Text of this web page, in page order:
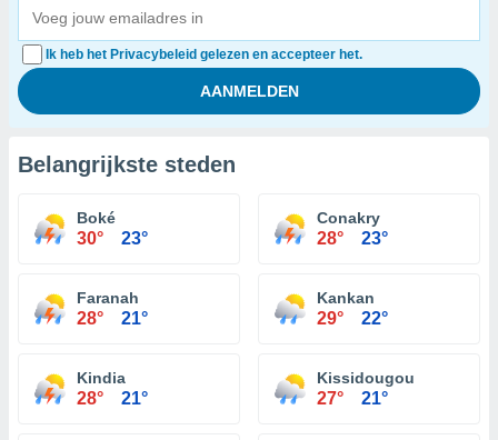
Ik heb het Privacybeleid gelezen en accepteer het.
Belangrijkste steden
Boké
30° 23°
Conakry
28° 23°
Faranah
28° 21°
Kankan
29° 22°
Kindia
28° 21°
Kissidougou
27° 21°